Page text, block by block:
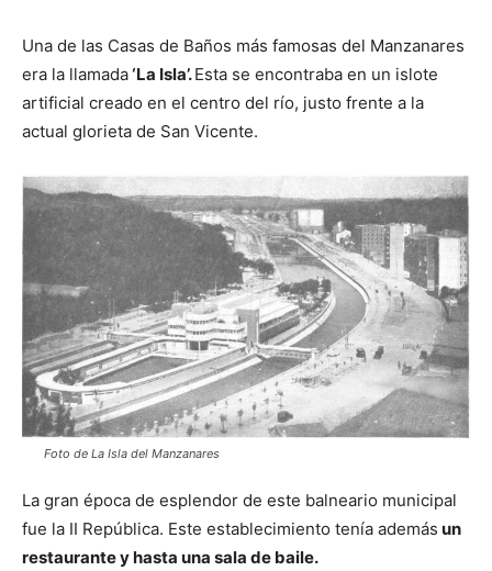
Una de las Casas de Baños más famosas del Manzanares
era la llamada‘La Isla’.Esta se encontraba en un islote
artificial creado en el centro del río, justo frente a la
actual glorieta de San Vicente.
Foto de La Isla del Manzanares
La gran época de esplendor de este balneario municipal
fue la II República. Este establecimiento tenía además un
restaurante y hasta una sala de baile.